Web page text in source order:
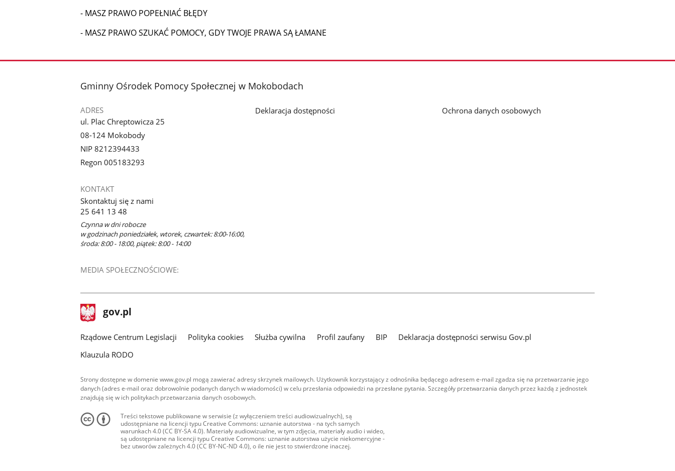
- MASZ PRAWO POPEŁNIAĆ BŁĘDY
- MASZ PRAWO SZUKAĆ POMOCY, GDY TWOJE PRAWA SĄ ŁAMANE
stopka
Gminny Ośrodek Pomocy Społecznej w Mokobodach
ADRES
ul. Plac Chreptowicza 25
08-124 Mokobody
NIP 8212394433
Regon 005183293
KONTAKT
Skontaktuj się z nami
25 641 13 48
Czynna w dni robocze
w godzinach poniedziałek, wtorek, czwartek: 8:00-16:00,
środa: 8:00 - 18:00, piątek: 8:00 - 14:00
MEDIA SPOŁECZNOŚCIOWE:
Deklaracja dostępności Ochrona danych osobowych
stopka
gov.pl Strona
gov.pl
Rządowe Centrum Legislacji Polityka cookies Służba cywilna Profil zaufany BIP
Deklaracja dostępności serwisu Gov.pl
Klauzula RODO
Strony dostępne w domenie www.gov.pl mogą zawierać adresy skrzynek mailowych. Użytkownik korzystający z odnośnika będącego adresem e-mail zgadza się na przetwarzanie jego
danych (adres e-mail oraz dobrowolnie podanych danych w wiadomości) w celu przesłania odpowiedzi na przesłane pytania. Szczegóły przetwarzania danych przez każdą z jednostek
znajdują się w ich politykach przetwarzania danych osobowych.
Treści tekstowe publikowane w serwisie (z wyłączeniem treści audiowizualnych), są
udostępniane na licencji typu Creative Commons: uznanie autorstwa - na tych samych
warunkach 4.0 (CC BY-SA 4.0). Materiały audiowizualne, w tym zdjęcia, materiały audio i wideo,
są udostępniane na licencji typu Creative Commons: uznanie autorstwa użycie niekomercyjne -
bez utworów zależnych 4.0 (CC BY-NC-ND 4.0), o ile nie jest to stwierdzone inaczej.